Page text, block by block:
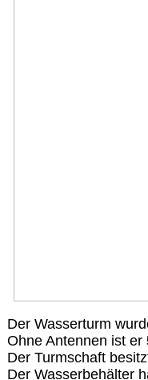
Der Wasserturm
Ohne Antennen ist er
Der Turmschaft
Der Wasserbehälter